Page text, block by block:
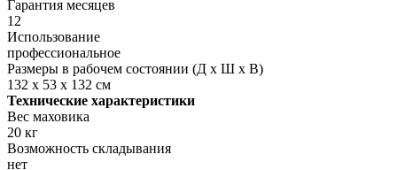
Гарантия месяцев
12
Использование
профессиональное
Размеры в рабочем состоянии (Д х Ш х В)
132 х 53 х 132 см
Технические характеристики
Вес маховика
20 кг
Возможность складывания
нет